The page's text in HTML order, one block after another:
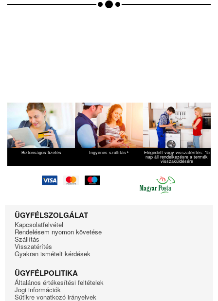
Biztonságos fizetés Ingyenes szállítás* Elégedett vagy visszatérítés: 15
nap áll rendelkezésre a termék
visszaküldésére
ÜGYFÉLSZOLGÁLAT
Kapcsolatfelvétel
Rendelésem nyomon követése
Szállítás
Visszatérítés
Gyakran ismételt kérdések
ÜGYFÉLPOLITIKA
Általános értékesítési feltételek
Jogi információk
Sütikre vonatkozó irányelvek